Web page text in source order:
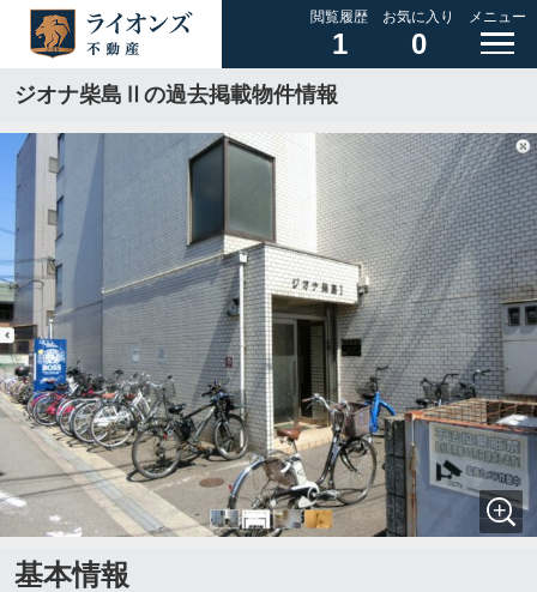
閲覧履歴
1
お気に入り
0
メニュー
ジオナ柴島Ⅱの過去掲載物件情報
基本情報